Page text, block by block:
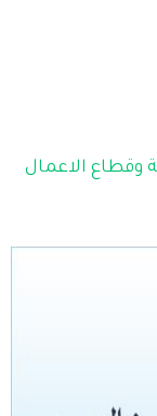
وقطاع الاعمال